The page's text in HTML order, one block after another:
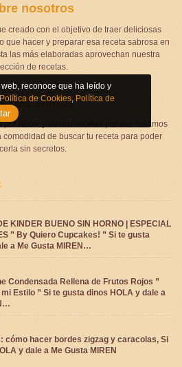
nosotros
creado con el objetivo de traer deliciosas
que hacer y preparar esa receta sabrosa en
las más elaboradas aprovechan nuestra
de recetas.
somos
hacer y buscar recetas por eso creamos
de buscar tu receta para poder
sin secretos.
KINDER BUENO SIN HORNO | ESPECIAL
” By Quiero Cupcakes! ” Si te gusta
a Me Gusta MIREN…
Condensada Rellena de Frutos Rojos ”
Estilo ” Si te gusta dinos HOLA y dale a
cómo hacer bordes zigzag y caracolas, Si
y dale a Me Gusta MIREN
reconoce que ha leído y
Política de Cookies, Política de